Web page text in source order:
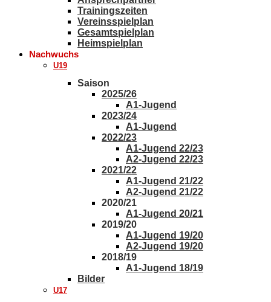
Trainingszeiten
Vereinsspielplan
Gesamtspielplan
Heimspielplan
Nachwuchs
U19
Saison
2025/26
A1-Jugend
2023/24
A1-Jugend
2022/23
A1-Jugend 22/23
A2-Jugend 22/23
2021/22
A1-Jugend 21/22
A2-Jugend 21/22
2020/21
A1-Jugend 20/21
2019/20
A1-Jugend 19/20
A2-Jugend 19/20
2018/19
A1-Jugend 18/19
Bilder
U17